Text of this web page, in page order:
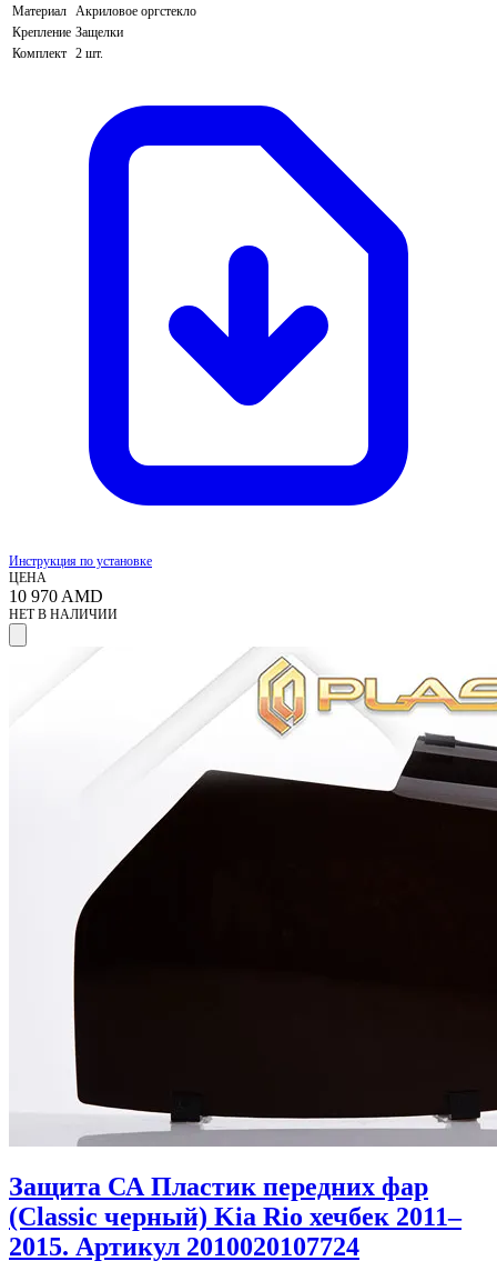
Материал
Акриловое оргстекло
Крепление Защелки
Комплект 2 шт.
Инструкция по установке
ЦЕНА
10 970 AMD
НЕТ В НАЛИЧИИ
Защита СА Пластик передних фар
(Classic черный) Kia Rio хечбек 2011–
2015. Артикул 2010020107724